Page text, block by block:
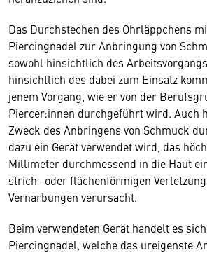
Das Durchstechen des Ohrläppchens
Piercingnadel zur Anbringung von
sowohl hinsichtlich des
hinsichtlich des dabei zum Einsatz
jenem Vorgang, wie er von der
Piercer:innen durchgeführt wird. Auch
Zweck des Anbringens von Schmuck
dazu ein Gerät verwendet wird, das
Millimeter durchmessend in die Haut
strich- oder flächenförmigen
Vernarbungen verursacht.
Beim verwendeten Gerät handelt es
Piercingnadel, welche das ureigenste